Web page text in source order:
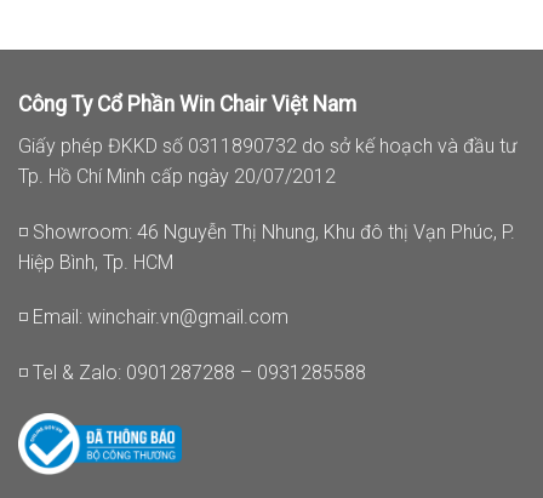
Công Ty Cổ Phần Win Chair Việt Nam
Giấy phép ĐKKD số 0311890732 do sở kế hoạch và đầu tư
Tp. Hồ Chí Minh cấp ngày 20/07/2012
◽ Showroom: 46 Nguyễn Thị Nhung, Khu đô thị Vạn Phúc, P.
Hiệp Bình, Tp. HCM
◽ Email: winchair.vn@gmail.com
◽ Tel & Zalo: 0901287288 – 0931285588